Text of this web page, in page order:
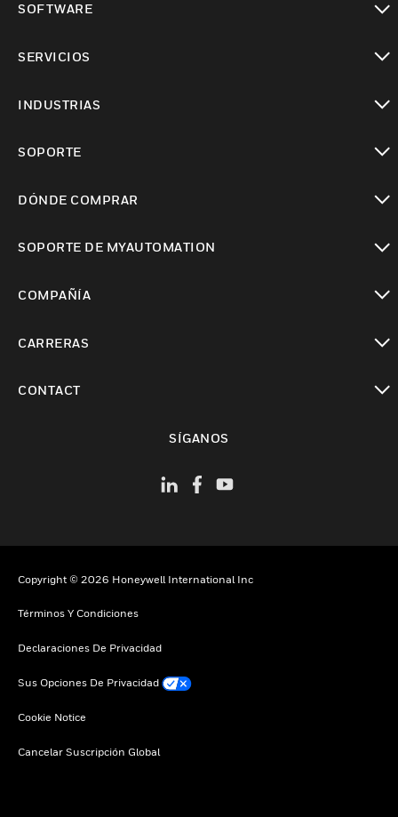
SOFTWARE
SERVICIOS
INDUSTRIAS
SOPORTE
DÓNDE COMPRAR
SOPORTE DE MYAUTOMATION
COMPAÑÍA
CARRERAS
CONTACT
SÍGANOS
Copyright © 2026 Honeywell International Inc
Términos Y Condiciones
Declaraciones De Privacidad
Sus Opciones De Privacidad
Cookie Notice
Cancelar Suscripción Global